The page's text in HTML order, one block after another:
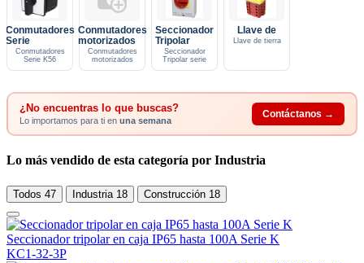
Conmutadores
Serie
Conmutadores
Serie K56
Conmutadores
motorizados
Conmutadores
motorizados
Seccionador
Tripolar
Seccionador
Tripolar serie
Llave de
Llave de tierra
¿No encuentras lo que buscas?
Lo importamos para ti en una semana
Contáctanos →
Lo más vendido de esta categoría por Industria
Todos 47 Industria 18 Construcción 18
Seccionador tripolar en caja IP65 hasta 100A Serie K
KC1-32-3P